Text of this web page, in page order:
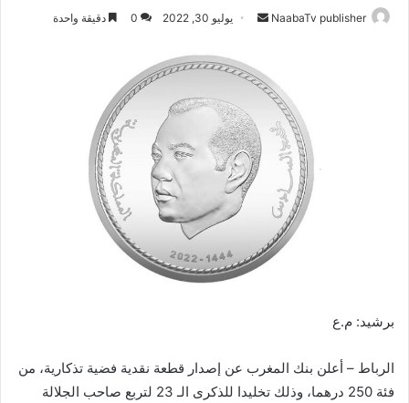
NaabaTv publisher
ل
ر
ي
د
ك
ي
ا
يوليو 30, 2022 0 دقيقة واحدة
برشيد: م.ع
الرباط – أعلن بنك المغرب عن إصدار قطعة نقدية فضية تذكارية، من
فئة 250 درهما، وذلك تخليدا للذكرى الـ 23 لتربع صاحب الجلالة